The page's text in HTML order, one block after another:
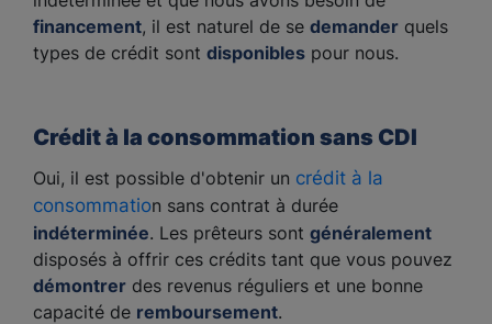
financement, il est naturel de se demander quels
types de crédit sont disponibles pour nous.
Crédit à la consommation sans CDI
Oui, il est possible d'obtenir un crédit à la
consommation sans contrat à durée
indéterminée. Les prêteurs sont généralement
disposés à offrir ces crédits tant que vous pouvez
démontrer des revenus réguliers et une bonne
capacité de remboursement.